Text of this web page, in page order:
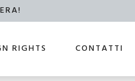
RIGHTS CONTATTI